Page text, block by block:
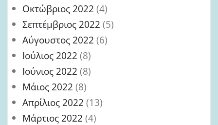
Οκτώβριος 2022 (4)
Σεπτέμβριος 2022 (5)
Αύγουστος 2022 (6)
Ιούλιος 2022 (8)
Ιούνιος 2022 (8)
Μάιος 2022 (8)
Απρίλιος 2022 (13)
Μάρτιος 2022 (4)